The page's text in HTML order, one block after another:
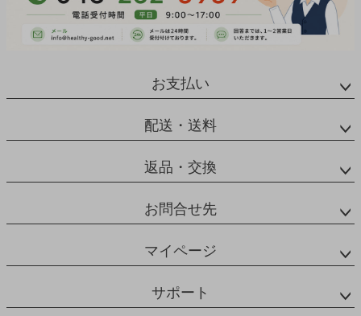
お支払い
配送・送料
返品・交換
お問合せ先
マイページ
サポート